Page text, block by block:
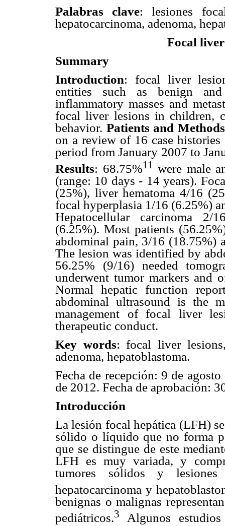
Palabras clave: lesiones
hepatocarcinoma, adenoma,
Focal
Summary
Introduction: focal liver
entities such as benign
inflammatory masses and
focal liver lesions in children,
behavior. Patients and Methods
on a review of 16 case
period from January 2007 to
Results: 68.75%11 were male
(range: 10 days - 14 years).
(25%), liver hematoma 4/16
focal hyperplasia 1/16 (6.25%)
Hepatocellular carcinoma 2/
(6.25%). Most patients
abdominal pain, 3/16 (18.75%)
The lesion was identified by
56.25% (9/16) needed
underwent tumor markers and
Normal hepatic function
abdominal ultrasound is the
management of focal liver
therapeutic conduct.
Key words: focal liver lesions,
adenoma, hepatoblastoma.
Fecha de recepción: 9 de
de 2012. Fecha de aprobación:
Introducción
La lesión focal hepática (LFH)
sólido o líquido que no forma
que se distingue de este
LFH es muy variada, y
tumores sólidos y lesiones
hepatocarcinoma y
benignas o malignas
pediátricos.3
Algunos